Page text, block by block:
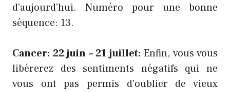
d’aujourd’hui. Numéro pour une bonne
séquence: 13.
Cancer: 22 juin – 21 juillet: Enfin, vous vous
libérerez des sentiments négatifs qui ne
vous ont pas permis d’oublier de vieux